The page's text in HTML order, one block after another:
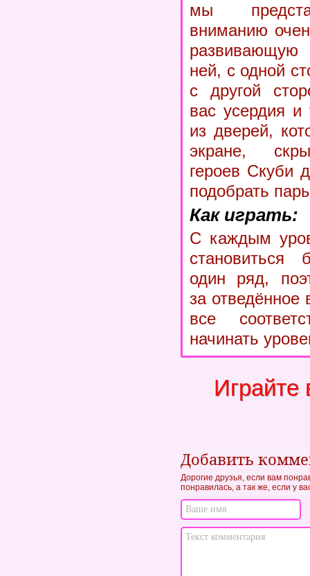
мы
вниманию
ней, с одной
с другой
вас усердия
из дверей,
экране,
героев Скуби
подобрать
Как играть:
С каждым
один ряд,
за отведённое
все
начинать
Играйте
Добавить
Дорогие друзья, если вам
понравилась, а так же, если у